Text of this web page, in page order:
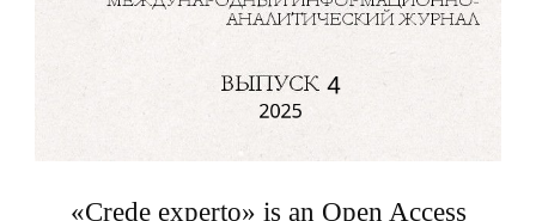
«Crede experto» is an Open Access